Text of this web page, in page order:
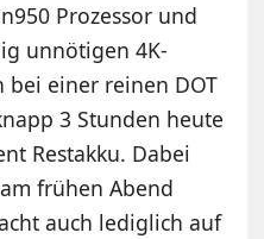
Prozessor und
unnötigen 4K-
bei einer reinen DOT
3 Stunden heute
Restakku. Dabei
frühen Abend
auch lediglich auf